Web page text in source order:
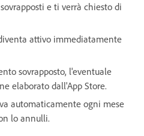
e ti verrà chiesto di
attivo immediatamente
sovrapposto, l'eventuale
elaborato dall'App Store.
automaticamente ogni mese
lo annulli.